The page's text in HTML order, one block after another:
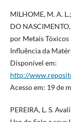
MILHOME, M. A.
DO
por Metais Tóxicos
Influência da
Disponível em:
http://
Acesso em: 19 de
PEREIRA, L. S.